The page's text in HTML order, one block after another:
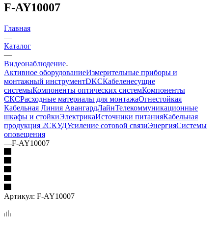
F-AY10007
Главная
—
Каталог
—
Видеонаблюдение
Активное оборудованиеИзмерительные приборы и
монтажный инструментDKCКабеленесущие
системыКомпоненты оптических системКомпоненты
СКСРасходные материалы для монтажаОгнестойкая
Кабельная Линия АвангардЛайнТелекоммуникационные
шкафы и стойкиЭлектрикаИсточники питанияКабельная
продукция 2СКУДУсиление сотовой связиЭнергияСистемы
оповещения
—F-AY10007
Артикул: F-AY10007